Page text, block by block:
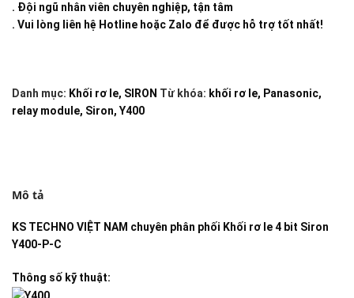
. Đội ngũ nhân viên chuyên nghiệp, tận tâm
. Vui lòng liên hệ Hotline hoặc Zalo để được hỗ trợ tốt nhất!
Danh mục: Khối rơ le, SIRON Từ khóa: khối rơ le, Panasonic,
relay module, Siron, Y400
Mô tả
KS TECHNO VIỆT NAM chuyên phân phối Khối rơ le 4 bit Siron
Y400-P-C
Thông số kỹ thuật: